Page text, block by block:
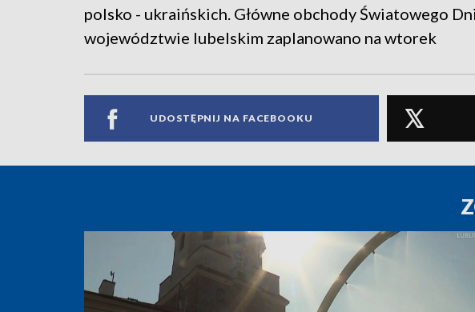
polsko - ukraińskich. Główne obchody Światowego
województwie lubelskim zaplanowano na wtorek
UDOSTĘPNIJ NA FACEBOOKU